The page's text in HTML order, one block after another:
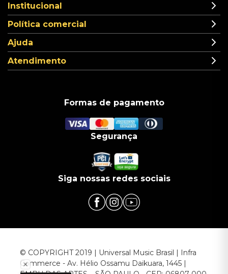
Institucional
Política comercial
Ajuda
Atendimento
Formas de pagamento
Segurança
Siga nossas redes sociais
© COPYRIGHT 2019 | Universal Music Brasil | Infra
Commerce - Av. Hélio Ossamu Daikuara, 1445 |